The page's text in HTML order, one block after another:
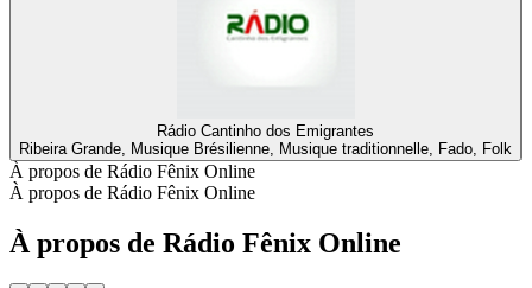
Rádio Cantinho dos Emigrantes
Ribeira Grande, Musique Brésilienne, Musique traditionnelle, Fado, Folk
À propos de Rádio Fênix Online
À propos de Rádio Fênix Online
À propos de Rádio Fênix Online